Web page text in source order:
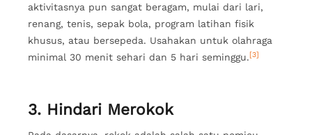
aktivitasnya pun sangat beragam, mulai dari lari,
renang, tenis, sepak bola, program latihan fisik
khusus, atau bersepeda. Usahakan untuk olahraga
minimal 30 menit sehari dan 5 hari seminggu.[3]
3. Hindari Merokok